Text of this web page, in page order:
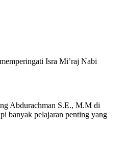
Isra Mi’raj Nabi
Abdurachman S.E., M.M di
banyak pelajaran penting yang